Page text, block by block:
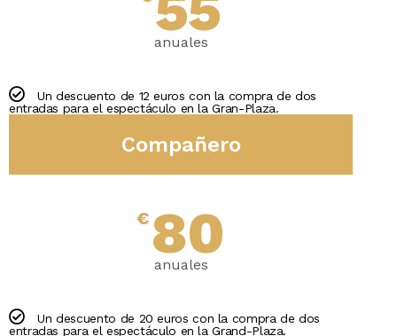
anuales
Un descuento de 12 euros con la compra de dos
entradas para el espectáculo en la Gran-Plaza.
Compañero
€ 80
anuales
Un descuento de 20 euros con la compra de dos
entradas para el espectáculo en la Grand-Plaza.